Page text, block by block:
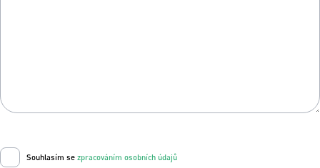
Souhlasím se zpracováním osobních údajů